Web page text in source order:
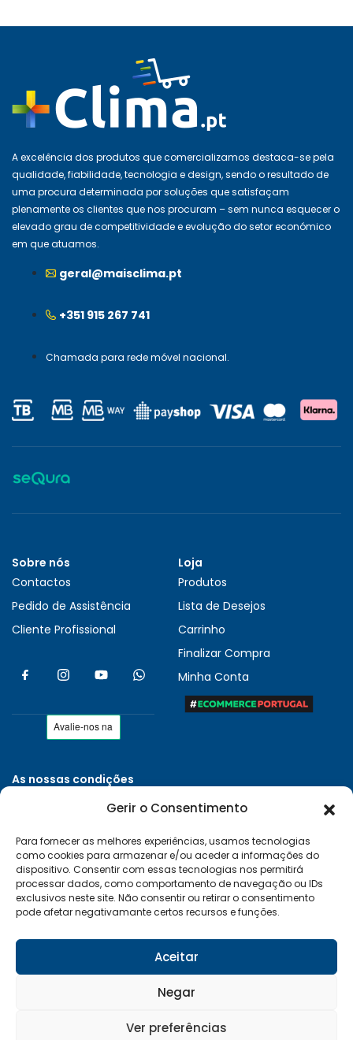
Gerir o Consentimento
Para fornecer as melhores experiências, usamos tecnologias
como cookies para armazenar e/ou aceder a informações do
dispositivo. Consentir com essas tecnologias nos permitirá
processar dados, como comportamento de navegação ou IDs
exclusivos neste site. Não consentir ou retirar o consentimento
pode afetar negativamante certos recursos e funções.
Aceitar
Negar
Ver preferências
A excelência dos produtos que comercializamos destaca-se pela
qualidade, fiabilidade, tecnologia e design, sendo o resultado de
uma procura determinada por soluções que satisfaçam
plenamente os clientes que nos procuram – sem nunca esquecer o
elevado grau de competitividade e evolução do setor económico
em que atuamos.
geral@maisclima.pt
+351 915 267 741
Chamada para rede móvel nacional.
Sobre nós
Contactos
Pedido de Assistência
Cliente Profissional
Loja
Produtos
Lista de Desejos
Carrinho
Finalizar Compra
Minha Conta
As nossas condições
Entregas e Devoluções
Livro de Reclamações
RAL e RLL
Klarna FAQ
Sequra
© 2026 Mais Clima. Todos os direitos reservados
Desenvolvido por:Vítor Carneiro